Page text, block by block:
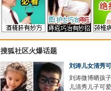
搜狐社区火爆话题
刘涛儿女清秀
刘涛微博晒孩
儿清秀儿子可